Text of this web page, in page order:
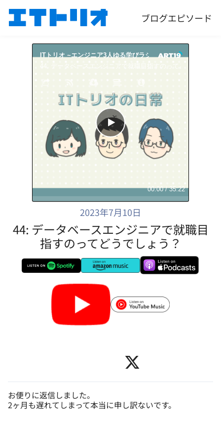
ブログエピソード
ITトリオ ~エンジニア3人ゆる学びラジオ~
ITトリオ ~
00:00/35:22
2023年7月10日
44: データベースエンジニアで就職目
指すのってどうでしょう？
お便りに返信しました。
2ヶ月も遅れてしまって本当に申し訳ないです。